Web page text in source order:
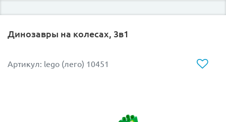
грозного тираннозавра.
сбежавшего из парка, чтобы он не успел нанести вред
В набор Лего 76944 входят 3 минифигурки: Оуэн
Динозавры на колесах, 3в1
Артикул: lego (лего) 10451